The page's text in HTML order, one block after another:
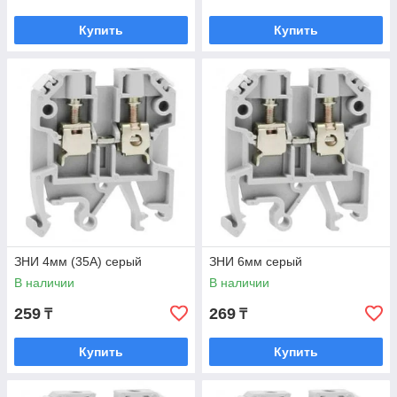
Купить Купить
ЗНИ 4мм (35А) серый
В наличии
259 ₸
Купить
ЗНИ 6мм серый
В наличии
269 ₸
Купить